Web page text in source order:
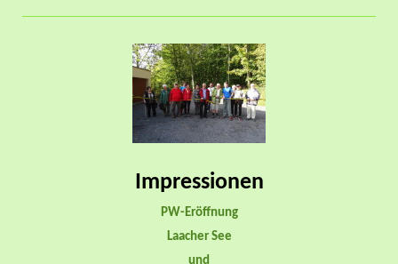
Impressionen
PW-Eröffnung
Laacher See
und